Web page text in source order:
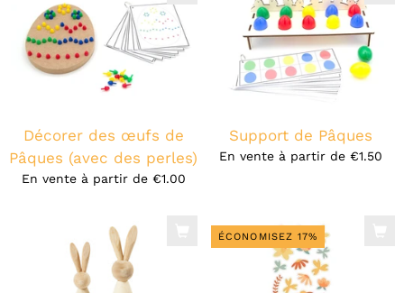
Décorer des œufs de
Pâques (avec des perles)
En vente à partir de €1.00
Support de Pâques
En vente à partir de €1.50
ÉCONOMISEZ 17%